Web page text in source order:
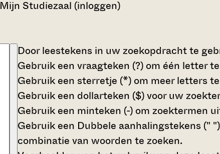
Mijn Studiezaal (inloggen)
Door leestekens in uw zoekopdracht te
Gebruik een vraagteken (?) om één letter
Gebruik een sterretje (*) om meer letters
Gebruik een dollarteken ($)voor uw
Gebruik een minteken (-) om zoektermen
Gebruik een Dubbele aanhalingstekens (" ")
combinatie van woorden te zoeken.